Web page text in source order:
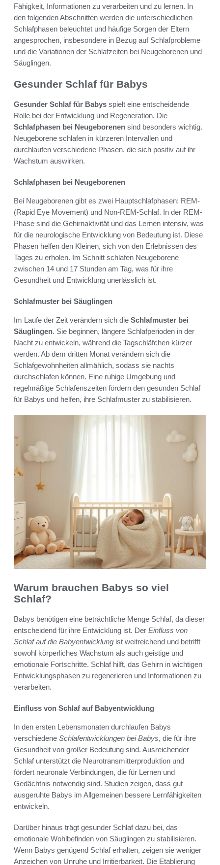
Fähigkeit, Informationen zu verarbeiten und zu lernen. In
den folgenden Abschnitten werden die unterschiedlichen
Schlafphasen beleuchtet und häufige Sorgen der Eltern
angesprochen, insbesondere in Bezug auf Schlafprobleme
und die Variationen der Schlafzeiten bei Neugeborenen und
Säuglingen.
Gesunder Schlaf für Babys
Gesunder Schlaf für Babys spielt eine entscheidende
Rolle bei der Entwicklung und Regeneration. Die
Schlafphasen bei Neugeborenen sind besonders wichtig.
Neugeborene schlafen in kürzeren Intervallen und
durchlaufen verschiedene Phasen, die sich positiv auf ihr
Wachstum auswirken.
Schlafphasen bei Neugeborenen
Bei Neugeborenen gibt es zwei Hauptschlafphasen: REM-
(Rapid Eye Movement) und Non-REM-Schlaf. In der REM-
Phase sind die Gehirnaktivität und das Lernen intensiv, was
für die neurologische Entwicklung von Bedeutung ist. Diese
Phasen helfen den Kleinen, sich von den Erlebnissen des
Tages zu erholen. Im Schnitt schlafen Neugeborene
zwischen 14 und 17 Stunden am Tag, was für ihre
Gesundheit und Entwicklung unerlässlich ist.
Schlafmuster bei Säuglingen
Im Laufe der Zeit verändern sich die Schlafmuster bei
Säuglingen. Sie beginnen, längere Schlafperioden in der
Nacht zu entwickeln, während die Tagschläfchen kürzer
werden. Ab dem dritten Monat verändern sich die
Schlafgewohnheiten allmählich, sodass sie nachts
durchschlafen können. Eine ruhige Umgebung und
regelmäßige Schlafenszeiten fördern den gesunden Schlaf
für Babys und helfen, ihre Schlafmuster zu stabilisieren.
Warum brauchen Babys so viel
Schlaf?
Babys benötigen eine beträchtliche Menge Schlaf, da dieser
entscheidend für ihre Entwicklung ist. Der Einfluss von
Schlaf auf die Babyentwicklung ist weitreichend und betrifft
sowohl körperliches Wachstum als auch geistige und
emotionale Fortschritte. Schlaf hilft, das Gehirn in wichtigen
Entwicklungsphasen zu regenerieren und Informationen zu
verarbeiten.
Einfluss von Schlaf auf Babyentwicklung
In den ersten Lebensmonaten durchlaufen Babys
verschiedene Schlafentwicklungen bei Babys, die für ihre
Gesundheit von großer Bedeutung sind. Ausreichender
Schlaf unterstützt die Neurotransmitterproduktion und
fördert neuronale Verbindungen, die für Lernen und
Gedächtnis notwendig sind. Studien zeigen, dass gut
ausgeruhte Babys im Allgemeinen bessere Lernfähigkeiten
entwickeln.
Darüber hinaus trägt gesunder Schlaf dazu bei, das
emotionale Wohlbefinden von Säuglingen zu stabilisieren.
Wenn Babys genügend Schlaf erhalten, zeigen sie weniger
Anzeichen von Unruhe und Irritierbarkeit. Die Etablierung